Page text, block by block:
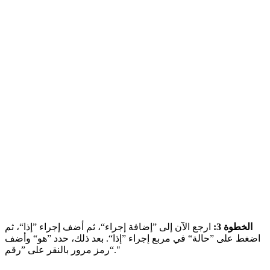
الخطوة 3:
ارجع الآن إلى ”إضافة إجراء“، ثم أضف إجراء ”إذا“، ثم
اضغط على ”حالة“ في مربع إجراء ”إذا“. بعد ذلك، حدد ”هو“ وأضف
رمز مرور بالنقر على ”رقم“."